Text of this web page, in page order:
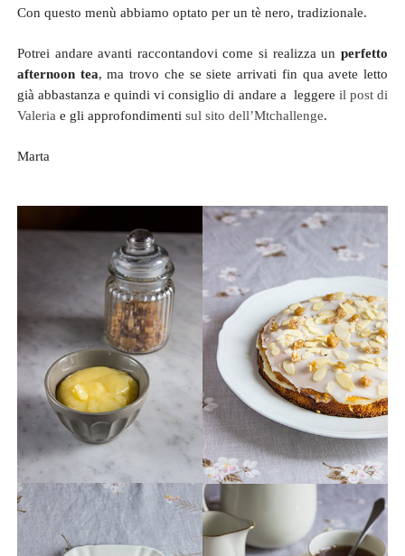
Con questo menù abbiamo optato per un tè nero, tradizionale.
Potrei andare avanti raccontandovi come si realizza unperfetto
afternoon tea, ma trovo che se siete arrivati fin qua avete letto
già abbastanza e quindi vi consiglio di andare a leggere il post di
Valeria e gli approfondimenti sul sito dell’Mtchallenge.
Marta